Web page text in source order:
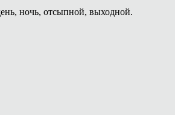
ночь, отсыпной, выходной.